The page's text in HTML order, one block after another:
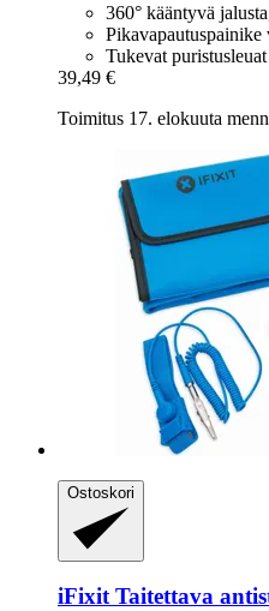
360° kääntyvä
Pikavapautuspainike
Tukevat
39,49 €
Toimitus 17. elokuuta
Ostoskori
iFixitTaitettava